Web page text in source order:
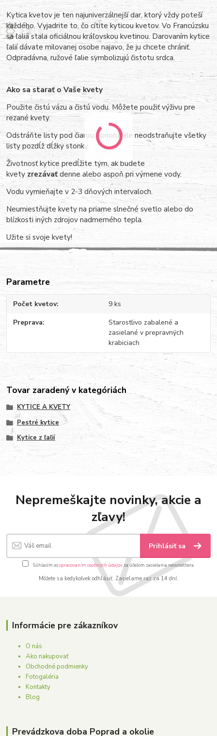
Kytica kvetov je ten najuniverzálnejší dar, ktorý vždy poteší
každého. Vyjadrite to, čo cítite kyticou kvetov. Vo Francúzsku
sa ľalia stala oficiálnou kráľovskou kvetinou. Darovaním kytice
ľalií dávate milovanej osobe najavo, že ju chcete chrániť.
Odpradávna, ružové ľalie symbolizujú čistotu srdca.
Ako sa starať o Vaše kvety
Použite čistú vázu a čistú vodu. Môžete použiť výživu pre
rezané kvety.
Odstráňte listy pod čiarou ponoru, ale neodstraňujte všetky
listy pozdĺž dĺžky stonky.
Životnosť kytice predĺžite tým, ak budete
kvety zrezávaťdenne alebo aspoň pri výmene vody.
Vodu vymieňajte v 2-3 dňových intervaloch.
Neumiestňujte kvety na priame slnečné svetlo alebo do
blízkosti iných zdrojov nadmerného tepla.
Užite si svoje kvety!
Parametre
Počet kvetov 9 ks
Preprava
Starostlivo zabalené a
zasielané v prepravných
krabiciach
Tovar zaradený v kategóriách
KYTICE A KVETY
Pestré kytice
Kytice z ľaľií
Nepremeškajte novinky, akcie a
zľavy!
Prihlásiť sa
Súhlasím sospracovaním osobných údajov za účelom zasielania newslettera.
Môžete sa kedykoľvek odhlásiť. Zasielame raz za 14 dní.
Informácie pre zákazníkov
O nás
Ako nakupovať
Obchodné podmienky
Fotogaléria
Kontakty
Blog
Prevádzkova doba Poprad a okolie